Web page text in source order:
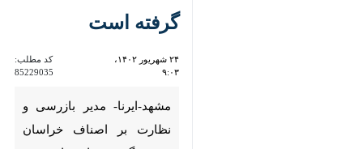
۲۴ شهریور ۱۴۰۲، ۹:۰۳
مشهد-ایرنا- مدیر بازرسی و
گفت: چهار هزار و ۸۶۸ بازرسی از
واحدهای صنفی منطقه اطراف